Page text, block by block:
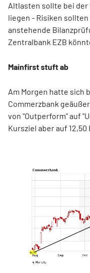
Altlasten sollte bei
liegen - Risiken
anstehende
Zentralbank EZB
Mainfirst stuft ab
Am Morgen hatte sich
Commerzbank
von "Outperform" auf
Kursziel aber auf 12,50